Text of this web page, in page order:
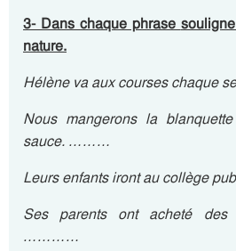
3- Dans chaque phrase
nature.
Hélène va aux courses chaque
Nous mangerons la
sauce. ………
Leurs enfants iront au collège
Ses parents ont acheté des
…………